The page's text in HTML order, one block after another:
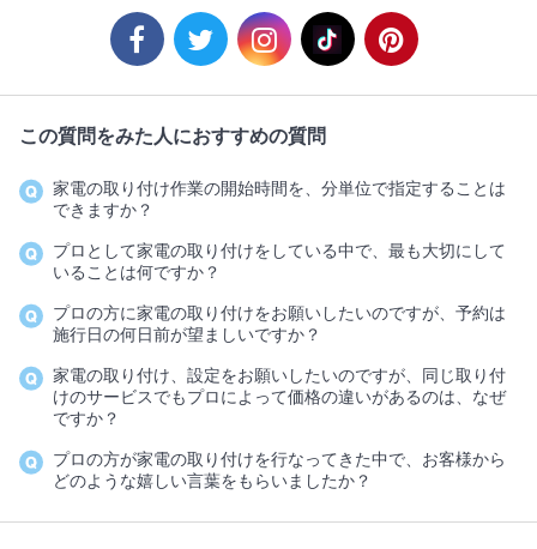
この質問をみた人におすすめの質問
家電の取り付け作業の開始時間を、分単位で指定することは
できますか？
プロとして家電の取り付けをしている中で、最も大切にして
いることは何ですか？
プロの方に家電の取り付けをお願いしたいのですが、予約は
施行日の何日前が望ましいですか？
家電の取り付け、設定をお願いしたいのですが、同じ取り付
けのサービスでもプロによって価格の違いがあるのは、なぜ
ですか？
プロの方が家電の取り付けを行なってきた中で、お客様から
どのような嬉しい言葉をもらいましたか？